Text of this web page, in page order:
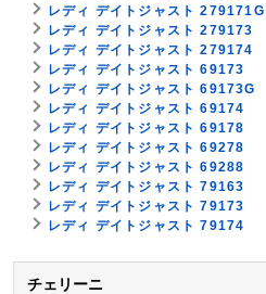
レディ デイトジャスト 279171G
レディ デイトジャスト 279173
レディ デイトジャスト 279174
レディ デイトジャスト 69173
レディ デイトジャスト 69173G
レディ デイトジャスト 69174
レディ デイトジャスト 69178
レディ デイトジャスト 69278
レディ デイトジャスト 69288
レディ デイトジャスト 79163
レディ デイトジャスト 79173
レディ デイトジャスト 79174
チェリーニ